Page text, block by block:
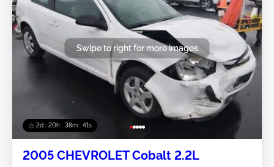
2d : 20h : 38m : 38s
Swipe to right for more images
2005 CHEVROLET Cobalt 2.2L